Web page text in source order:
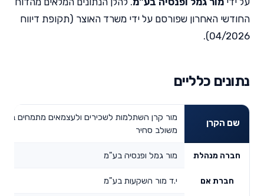
החודשי האחרון שפורסם על ידי משרד האוצר (תקופת דיווח
04/2026).
נתונים כלליים
שם הקרן
מור קרן השתלמות לשכירים ולעצמאים מתמחים
משולב סחיר
חברה מנהלת מור גמל ופנסיה בע"מ
חברת אם י.ד מור השקעות בע"מ